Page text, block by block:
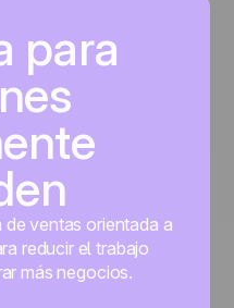
para
de ventas orientada a
reducir el trabajo
más negocios.